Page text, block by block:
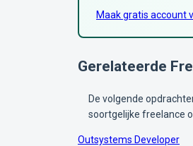
Maak gratis account
Gerelateerde
De volgende
soortgelijke freelance
Outsystems Developer